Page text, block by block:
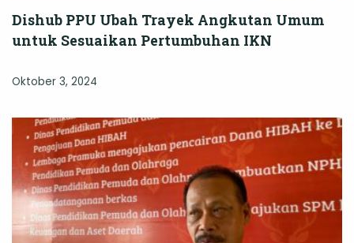
Dishub PPU Ubah Trayek Angkutan Umum
untuk Sesuaikan Pertumbuhan IKN
Oktober 3, 2024